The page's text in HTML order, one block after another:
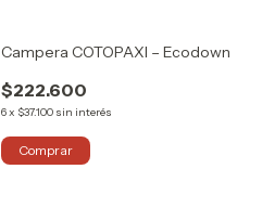
Campera COTOPAXI – Ecodown
$222.600
6x $37.100 sin interés
Comprar